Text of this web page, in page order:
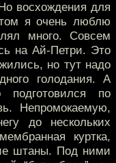
восхождения для
я очень люблю
много. Совсем
на Ай-Петри. Это
но тут надо
голодания. А
по
Непромокаемую,
до нескольких
куртка,
штаны. Под ними